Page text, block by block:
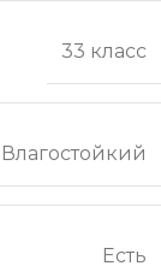
33 класс
Влагостойкий
Есть